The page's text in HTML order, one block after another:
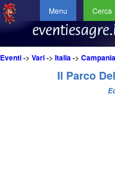
Menu Cerca
Eventi-> Vari-> Italia-> Campania
Il Parco